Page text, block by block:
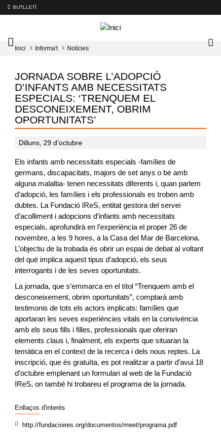
BUTLLETÍ
Mobile
menu
Inici Informa't Notícies
JORNADA SOBRE L’ADOPCIÓ
D’INFANTS AMB NECESSITATS
ESPECIALS: ‘TRENQUEM EL
DESCONEIXEMENT, OBRIM
OPORTUNITATS’
Dilluns, 29 d'octubre
Els infants amb necessitats especials -famílies de
germans, discapacitats, majors de set anys o bé amb
alguna malaltia- tenen necessitats diferents i, quan parlem
d’adopció, les famílies i els professionals es troben amb
dubtes. La Fundació IReS, entitat gestora del servei
d’acolliment i adopcions d’infants amb necessitats
especials, aprofundirà en l’experiència el proper 26 de
novembre, a les 9 hores, a la Casa del Mar de Barcelona.
L’objectiu de la trobada és obrir un espai de debat al voltant
del què implica aquest tipus d’adopció, els seus
interrogants i de les seves oportunitats.
La jornada, que s’emmarca en el títol “Trenquem amb el
desconeixement, obrim oportunitats”, comptarà amb
testimonis de tots els actors implicats: famílies que
aportaran les seves experiències vitals en la convivència
amb els seus fills i filles, professionals que oferiran
elements claus i, finalment, els experts que situaran la
temàtica en el context de la recerca i dels nous reptes. La
inscripció, que és gratuïta, es pot realitzar a partir d’avui 18
d’octubre emplenant un formulari al web de la Fundació
IReS, on també hi trobareu el programa de la jornada.
Enllaços d'interès
http://fundacioires.org/documentos/meet/programa.pdf